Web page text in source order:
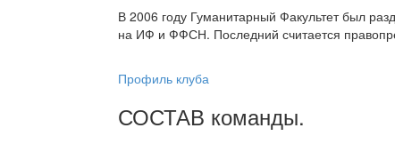
В 2006 году Гуманитарный Факультет был
на ИФ и ФФСН. Последний считается
Профиль клуба
СОСТАВ команды.